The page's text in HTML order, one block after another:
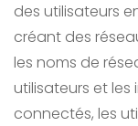
des utilisateurs
créant des
les noms de
utilisateurs et les
connectés, les